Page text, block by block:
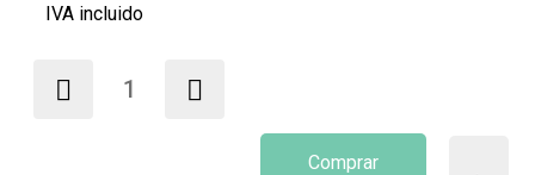
IVA incluido
Comprar